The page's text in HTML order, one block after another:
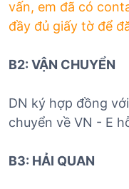
vấn, em đã có
đầy đủ giấy tờ để
B2: VẬN CHUYỂN
DN ký hợp đồng
chuyển về VN - E
B3: HẢI QUAN